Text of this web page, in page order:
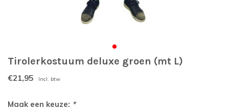
Tirolerkostuum deluxe groen (mt L)
€21,95 Incl. btw
Maak een keuze: *